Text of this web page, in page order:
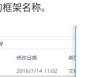
架名称。